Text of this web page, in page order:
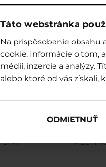
Táto webstránka
Na prispôsobenie obsahu
cookie. Informácie o tom,
médií, inzercie a analýzy.
alebo ktoré od vás získali,
ODMIETNUŤ
WATER PARK
SPA